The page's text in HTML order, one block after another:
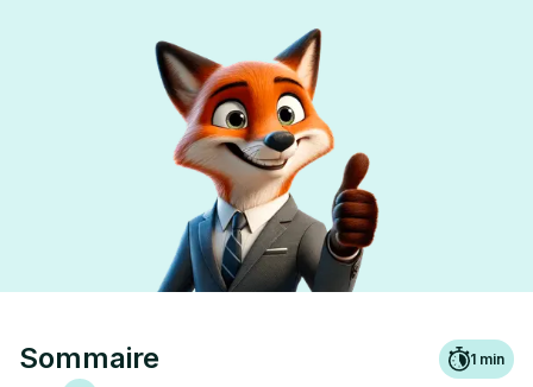
Sommaire 1 min